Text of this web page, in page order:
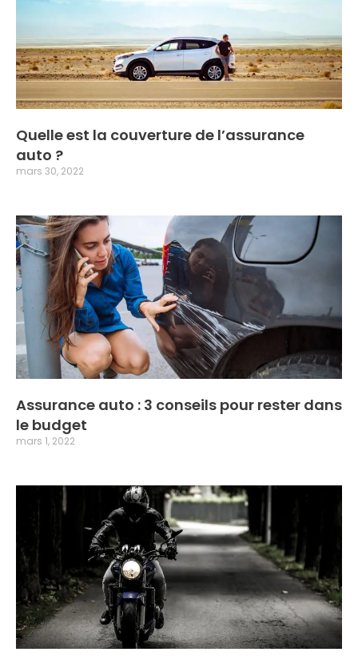
Quelle est la couverture de l’assurance
auto ?
mars 30, 2022
Assurance auto : 3 conseils pour rester dans
le budget
mars 1, 2022